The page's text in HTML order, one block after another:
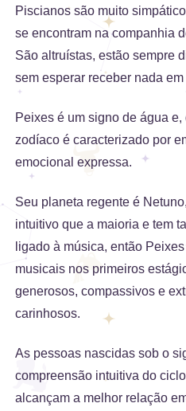
Piscianos são muito
se encontram na companhia
São altruístas, estão sempre
sem esperar receber nada em
Peixes é um signo de água
zodíaco é caracterizado por
emocional expressa.
Seu planeta regente é
intuitivo que a maioria e tem
ligado à música, então
musicais nos primeiros
generosos, compassivos e
carinhosos.
As pessoas nascidas sob o
compreensão intuitiva do
alcançam a melhor relação